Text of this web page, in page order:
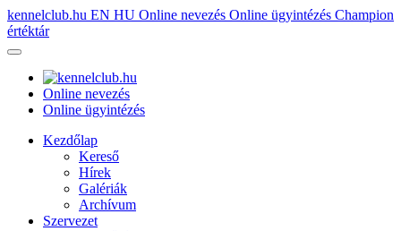
kennelclub.hu EN HU Online nevezés Online ügyintézés Champion
értéktár
Online nevezés
Online ügyintézés
Kezdőlap
Kereső
Hírek
Galériák
Archívum
Szervezet